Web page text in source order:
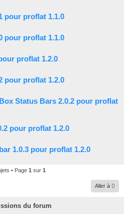
pour proflat 1.1.0
pour proflat 1.1.0
proflat 1.2.0
pour proflat 1.2.0
Status Bars 2.0.2 pour proflat
pour proflat 1.2.0
1.0.3 pour proflat 1.2.0
• Page 1 sur 1
Aller à
du forum